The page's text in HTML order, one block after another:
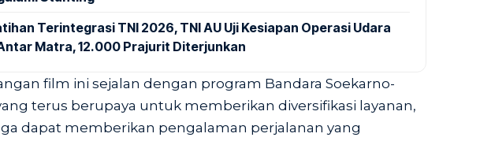
Terintegrasi TNI 2026, TNI AU Uji Kesiapan Operasi Udara
Matra, 12.000 Prajurit Diterjunkan
film ini sejalan dengan program Bandara Soekarno-
terus berupaya untuk memberikan diversifikasi layanan,
dapat memberikan pengalaman perjalanan yang